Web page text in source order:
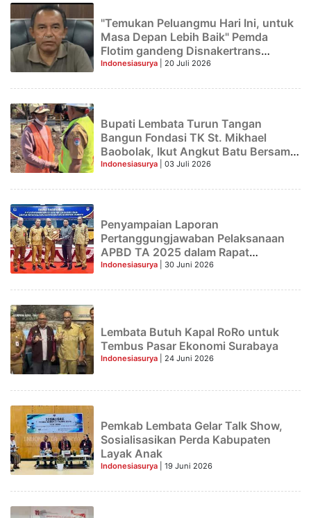
"Temukan Peluangmu Hari Ini, untuk
Masa Depan Lebih Baik" Pemda
Flotim gandeng Disnakertrans
Provinsi NTT Gelar Job Fair 2026
Indonesiasurya | 20 Juli 2026
Bupati Lembata Turun Tangan
Bangun Fondasi TK St. Mikhael
Baobolak, Ikut Angkut Batu Bersama
Warga
Indonesiasurya | 03 Juli 2026
Penyampaian Laporan
Pertanggungjawaban Pelaksanaan
APBD TA 2025 dalam Rapat
Paripurna DPRD
Indonesiasurya | 30 Juni 2026
Lembata Butuh Kapal RoRo untuk
Tembus Pasar Ekonomi Surabaya
Indonesiasurya | 24 Juni 2026
Pemkab Lembata Gelar Talk Show,
Sosialisasikan Perda Kabupaten
Layak Anak
Indonesiasurya | 19 Juni 2026